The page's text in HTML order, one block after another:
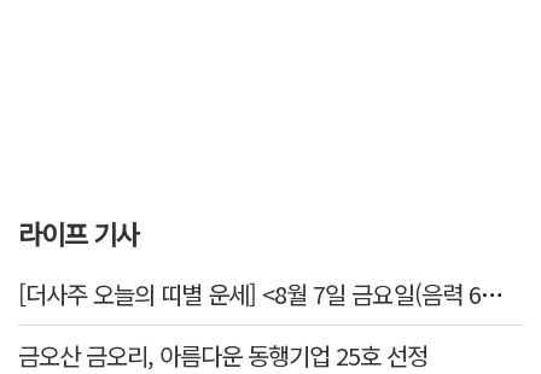
라이프 기사
[더사주 오늘의 띠별 운세] <8월 7일 금요일(음력 6월25일)>
금오산 금오리, 아름다운 동행기업 25호 선정